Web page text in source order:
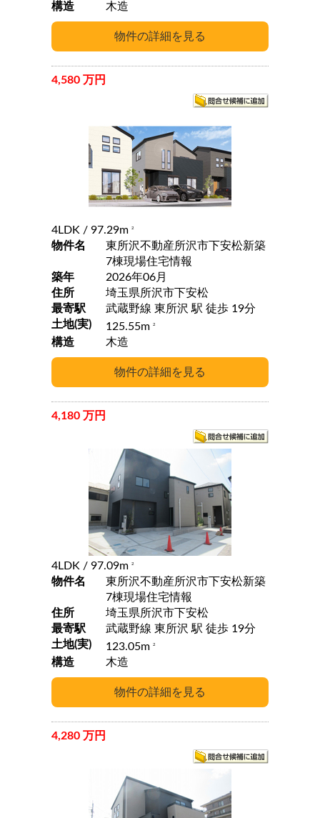
構造 木造
4,580 万円
4LDK / 97.29m 2
物件名
東所沢不動産所沢市下安松新築
7棟現場住宅情報
築年
2026年06月
住所
埼玉県所沢市下安松
最寄駅
武蔵野線 東所沢 駅 徒歩 19分
土地(実)
125.55m 2
構造 木造
4,180 万円
4LDK / 97.09m 2
物件名
東所沢不動産所沢市下安松新築
7棟現場住宅情報
住所
埼玉県所沢市下安松
最寄駅
武蔵野線 東所沢 駅 徒歩 19分
土地(実)
123.05m 2
構造 木造
4,280 万円